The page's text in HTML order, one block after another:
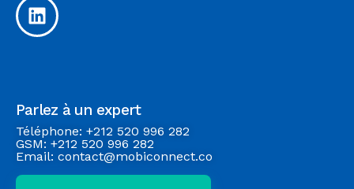
Parlez à un expert
Téléphone: +212 520 996 282
GSM: +212 520 996 282
Email: contact@mobiconnect.co